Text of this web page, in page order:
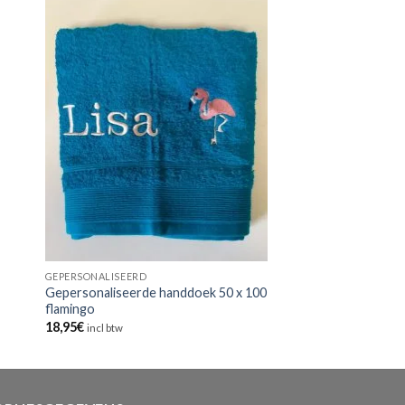
GEPERSONALISEERD
Gepersonaliseerde handdoek 50 x 100
flamingo
18,95€ incl btw